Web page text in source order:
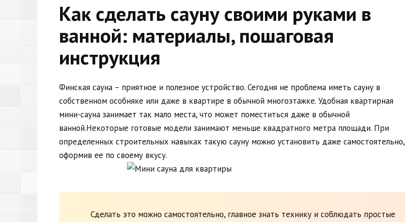
Как сделать сауну своими руками в
ванной: материалы, пошаговая
инструкция
Финская сауна – приятное и полезное устройство. Сегодня не проблема иметь сауну в
собственном особняке или даже в квартире в обычной многоэтажке. Удобная квартирная
мини-сауна занимает так мало места, что может поместиться даже в обычной
ванной.Некоторые готовые модели занимают меньше квадратного метра площади. При
определенных строительных навыках такую ​​сауну можно установить даже самостоятельно,
оформив ее по своему вкусу.
Сделать это можно самостоятельно, главное знать технику и соблюдать простые